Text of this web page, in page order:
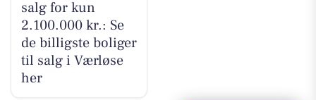
salg for kun
2.100.000 kr.: Se
de billigste boliger
til salg i Værløse
her